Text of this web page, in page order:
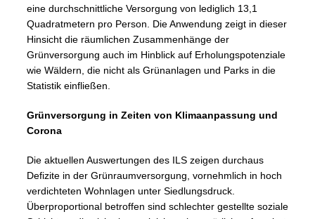
eine durchschnittliche Versorgung von lediglich 13,1
Quadratmetern pro Person. Die Anwendung zeigt in dieser
Hinsicht die räumlichen Zusammenhänge der
Grünversorgung auch im Hinblick auf Erholungspotenziale
wie Wäldern, die nicht als Grünanlagen und Parks in die
Statistik einfließen.
Grünversorgung in Zeiten von Klimaanpassung und
Corona
Die aktuellen Auswertungen des ILS zeigen durchaus
Defizite in der Grünraumversorgung, vornehmlich in hoch
verdichteten Wohnlagen unter Siedlungsdruck.
Überproportional betroffen sind schlechter gestellte soziale